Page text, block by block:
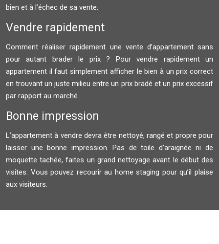
bien et à l’échec de sa vente.
Vendre rapidement
Comment réaliser rapidement une vente d’appartement sans
pour autant brader le prix ? Pour vendre rapidement un
appartement il faut simplement afficher le bien à un prix correct
en trouvant un juste milieu entre un prix bradé et un prix excessif
par rapport au marché.
Bonne impression
L’appartement à vendre devra être nettoyé, rangé et propre pour
laisser une bonne impression. Pas de toile d’araignée ni de
moquette tachée, faites un grand nettoyage avant le début des
visites. Vous pouvez recourir au home staging pour qu’il plaise
aux visiteurs.